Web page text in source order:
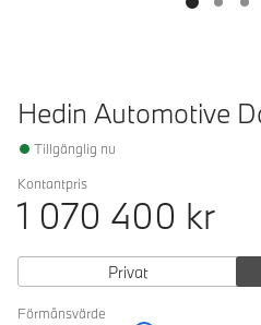
Hedin Automotive
Tillgänglig nu
Kontantpris
1 070 400 kr
Privat
Förmånsvärde